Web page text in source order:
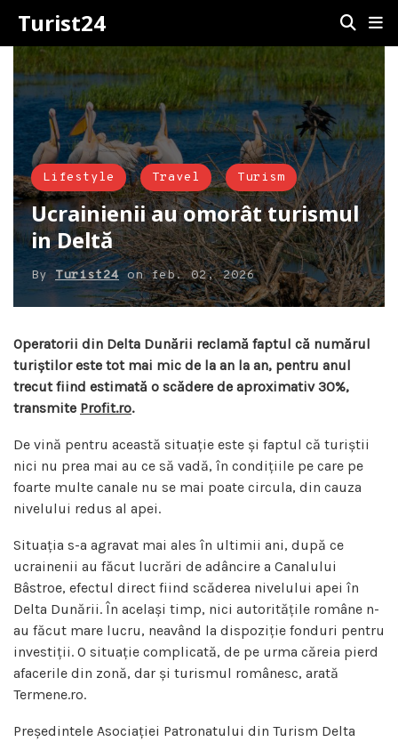
Turist24
Lifestyle Travel Turism
Ucrainienii au omorât turismul
in Deltă
By Turist24onfeb. 02, 2026
Operatorii din Delta Dunării reclamă faptul că numărul
turiștilor este tot mai mic de la an la an, pentru anul
trecut fiind estimată o scădere de aproximativ 30%,
transmite Profit.ro.
De vină pentru această situație este și faptul că turiștii
nici nu prea mai au ce să vadă, în condițiile pe care pe
foarte multe canale nu se mai poate circula, din cauza
nivelului redus al apei.
Situația s-a agravat mai ales în ultimii ani, după ce
ucrainenii au făcut lucrări de adâncire a Canalului
Bâstroe, efectul direct fiind scăderea nivelului apei în
Delta Dunării. În același timp, nici autoritățile române n-
au făcut mare lucru, neavând la dispoziție fonduri pentru
investiții. O situație complicată, de pe urma căreia pierd
afacerile din zonă, dar și turismul românesc, arată
Termene.ro.
Președintele Asociației Patronatului din Turism Delta